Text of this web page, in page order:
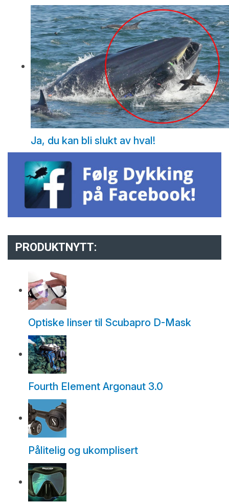
Ja, du kan bli slukt av hval!
PRODUKTNYTT:
Optiske linser til Scubapro D-Mask
Fourth Element Argonaut 3.0
Pålitelig og ukomplisert